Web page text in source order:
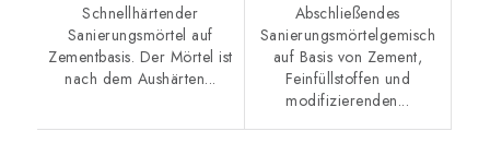
Schnellhärtender
Sanierungsmörtel auf
Zementbasis. Der Mörtel ist
nach dem Aushärten...
Abschließendes
Sanierungsmörtelgemisch
auf Basis von Zement,
Feinfüllstoffen und
modifizierenden...